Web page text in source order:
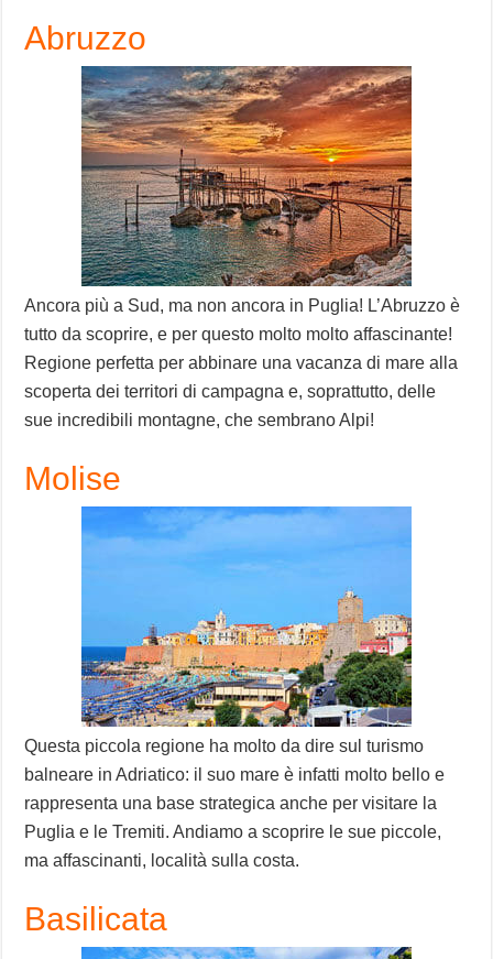
Abruzzo
Ancora più a Sud, ma non ancora in Puglia! L’Abruzzo è
tutto da scoprire, e per questo molto molto affascinante!
Regione perfetta per abbinare una vacanza di mare alla
scoperta dei territori di campagna e, soprattutto, delle
sue incredibili montagne, che sembrano Alpi!
Molise
Questa piccola regione ha molto da dire sul turismo
balneare in Adriatico: il suo mare è infatti molto bello e
rappresenta una base strategica anche per visitare la
Puglia e le Tremiti. Andiamo a scoprire le sue piccole,
ma affascinanti, località sulla costa.
Basilicata